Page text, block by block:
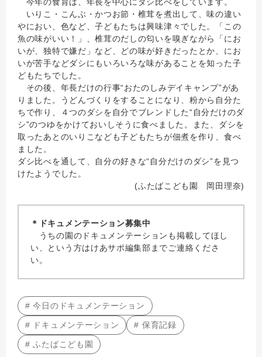
今年の食育は、年長を中心にダシ比べをしています。
いりこ・こんぶ・かつお節・椎茸を煮出して、味の違い
やにおい、色など、子どもたちは興味津々でした。「この
魚の味がいい！」、椎茸のだしの匂いを嗅ぎながら「にお
いが、独特で嫌だ」など、どの味が好きだったとか、にお
いが苦手などダシにもいろいろな味があることを知った子
どもたちでした。
その後、年長だけの行事“おたのしみデイキャンプ”があ
りました。うどんづくりをすることになり、粉から自分た
ちで作り、４つのダシを自分でブレンドした“自分だけのダ
シ”のつゆをかけておいしそうに食べました。また、ダシを
取ったあとのいりこなども子どもたちが佃煮を作り、食べ
ました。
ダシ比べを通して、自分の好きな“自分だけのダシ”を見つ
けたようでした。
(ふたばこども園 岡田理奈)
＊ドキュメンテーション募集中
うちの園のドキュメンテーションも掲載してほし
い、という方はけあサポ編集部までご連絡くださ
い。
# 今日のドキュメンテーション
# ドキュメンテーション # 保育記録
# ふたばこども園